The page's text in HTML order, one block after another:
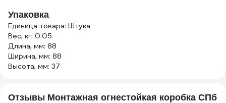
Упаковка
Единица товара: Штука
Вес, кг: 0.05
Длина, мм: 88
Ширина, мм: 88
Высота, мм: 37
Отзывы Монтажная огнестойкая коробка СПб